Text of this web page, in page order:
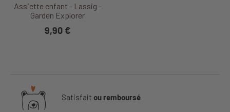
Assiette enfant - Lassig -
Garden Explorer
9,90 €
Satisfait ou remboursé